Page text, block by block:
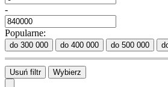
-
Popularne:
do 300 000 do 400 000 do 500 000
Usuń filtr Wybierz